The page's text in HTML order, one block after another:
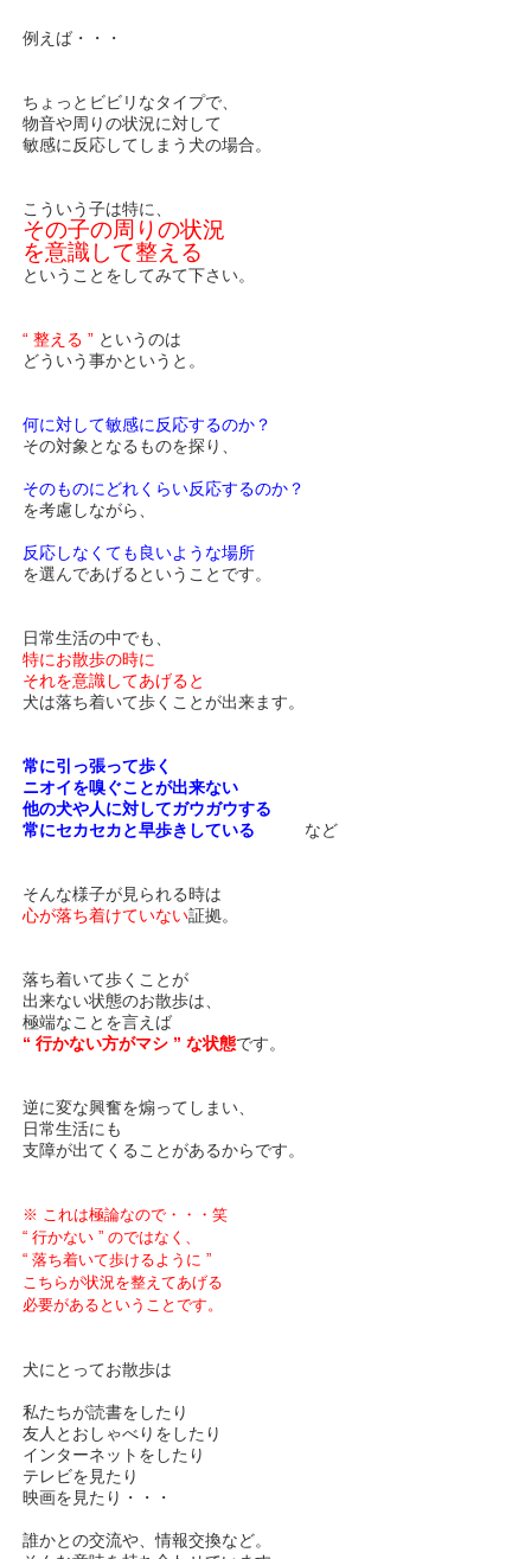
例えば・・・
ちょっとビビリなタイプで、
物音や周りの状況に対して
敏感に反応してしまう犬の場合。
こういう子は特に、
その子の周りの状況
を意識して整える
ということをしてみて下さい。
“ 整える ” というのは
どういう事かというと。
何に対して敏感に反応するのか？
その対象となるものを探り、
そのものにどれくらい反応するのか？
を考慮しながら、
反応しなくても良いような場所
を選んであげるということです。
日常生活の中でも、
特にお散歩の時に
それを意識してあげると
犬は落ち着いて歩くことが出来ます。
常に引っ張って歩く
ニオイを嗅ぐことが出来ない
他の犬や人に対してガウガウする
常にセカセカと早歩きしている
など
そんな様子が見られる時は
心が落ち着けていない証拠。
落ち着いて歩くことが
出来ない状態のお散歩は、
極端なことを言えば
“ 行かない方がマシ ” な状態です。
逆に変な興奮を煽ってしまい、
日常生活にも
支障が出てくることがあるからです。
※ これは極論なので・・・笑
“ 行かない ” のではなく、
“ 落ち着いて歩けるように ”
こちらが状況を整えてあげる
必要があるということです。
犬にとってお散歩は
私たちが読書をしたり
友人とおしゃべりをしたり
インターネットをしたり
テレビを見たり
映画を見たり・・・
誰かとの交流や、情報交換など。